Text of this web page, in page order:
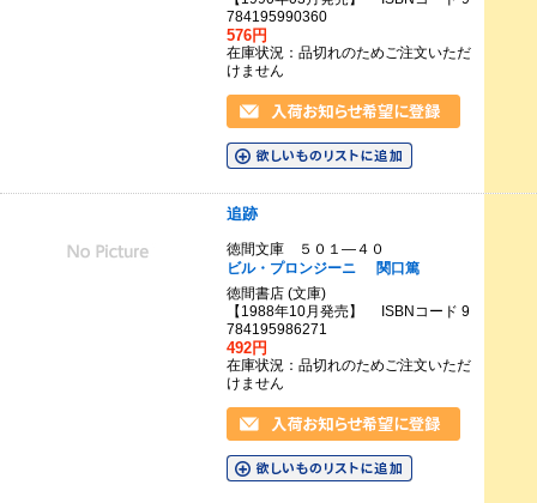
784195990360
576円
在庫状況：品切れのためご注文いただ
けません
追跡
徳間文庫 ５０１―４０
ビル・プロンジーニ
関口篤
徳間書店 (文庫)
【1988年10月発売】 ISBNコード 9
784195986271
492円
在庫状況：品切れのためご注文いただ
けません